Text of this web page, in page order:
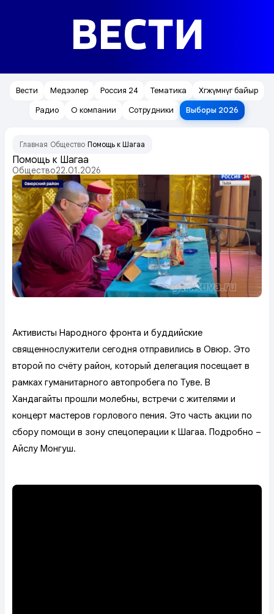
ВЕСТИ
Вести Медээлер Россия 24 Тематика
Хөгжүмнүг байыр
Радио
О компании Сотрудники Выборы 2026
Главная Общество Помощь к Шагаа
Помощь к Шагаа
Общество22.01.2026
Активисты Народного фронта и буддийские
священнослужители сегодня отправились в Овюр. Это
второй по счёту район, который делегация посещает в
рамках гуманитарного автопробега по Туве. В
Хандагайты прошли молебны, встречи с жителями и
концерт мастеров горлового пения. Это часть акции по
сбору помощи в зону спецоперации к Шагаа. Подробно –
Айслу Монгуш.